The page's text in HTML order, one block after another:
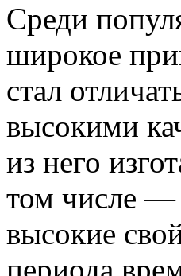
Среди
широкое
стал
высокими
из него
том числе —
высокие
периода